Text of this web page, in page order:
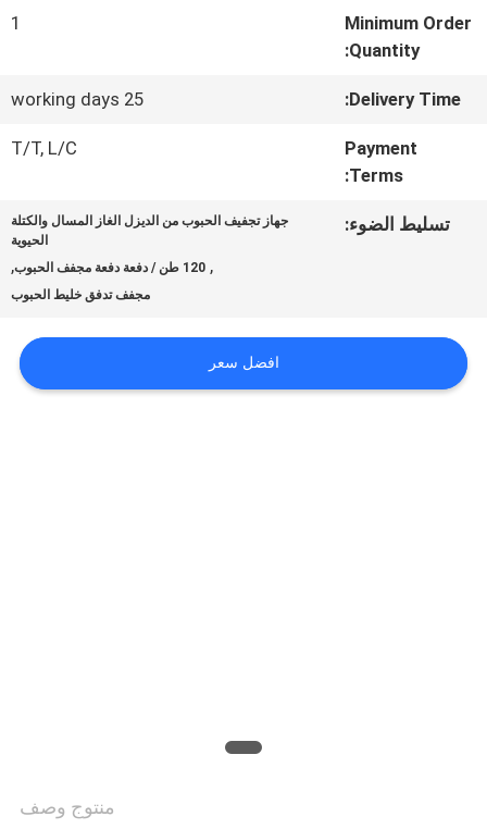
جولة
المعمل
مراقبة
الجودة
بنا
Minimum Order
Quantity:
1
Delivery Time:
25 working days
Payment
Terms:
T/T, L/C
تسليط الضوء:
جهاز تجفيف الحبوب من الديزل الغاز المسال والكتلة
الحيوية
, 120 طن / دفعة دفعة مجفف الحبوب ,
مجفف تدفق خليط الحبوب
افضل سعر
منتوج وصف